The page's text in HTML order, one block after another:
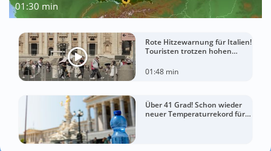
01:30 min
Rote Hitzewarnung für Italien!
Touristen trotzen hohen
01:48 min
Über 41 Grad! Schon wieder
neuer Temperaturrekord für